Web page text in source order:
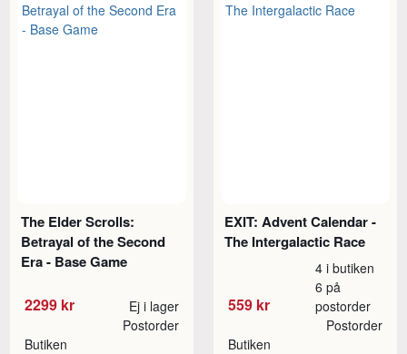
The Elder Scrolls:
Betrayal of the Second
Era - Base Game
2299 kr Ej i lager
Butiken
Postorder
EXIT: Advent Calendar -
The Intergalactic Race
559 kr
4 i butiken
6 på
postorder
Butiken
Postorder